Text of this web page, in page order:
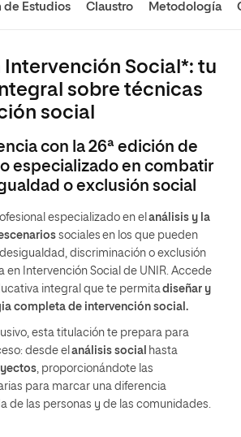
de Estudios Claustro Metodología
Intervención Social*: tu
sobre técnicas
social
con la 26ª edición de
especializado en combatir
o exclusión social
especializado en el análisis y la
sociales en los que pueden
discriminación o exclusión
en Intervención Social de UNIR. Accede
integral que te permitadiseñar y
completa de intervención social.
esta titulación te prepara para
desde el análisis social hasta
, proporcionándote las
para marcar una diferencia
de las personas y de las comunidades.